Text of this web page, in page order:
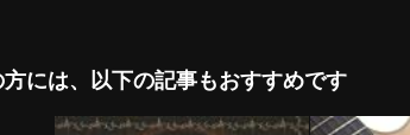
には、以下の記事もおすすめです